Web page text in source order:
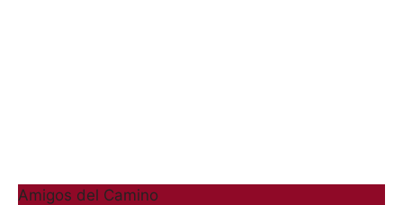
Amigos del Camino